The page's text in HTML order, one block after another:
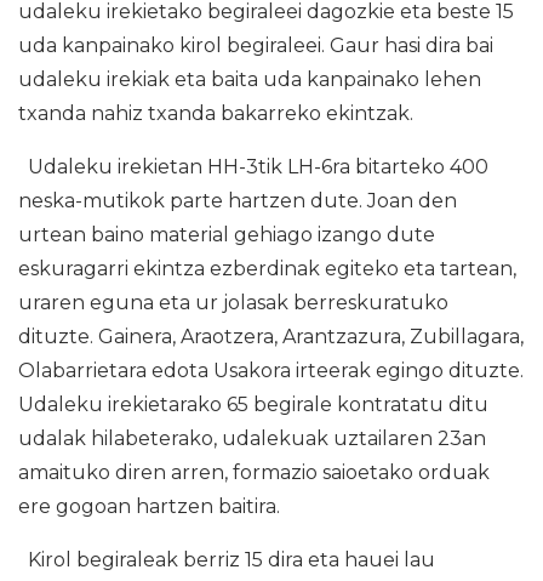
udaleku irekietako begiraleei dagozkie eta beste 15
uda kanpainako kirol begiraleei. Gaur hasi dira bai
udaleku irekiak eta baita uda kanpainako lehen
txanda nahiz txanda bakarreko ekintzak.
Udaleku irekietan HH-3tik LH-6ra bitarteko 400
neska-mutikok parte hartzen dute. Joan den
urtean baino material gehiago izango dute
eskuragarri ekintza ezberdinak egiteko eta tartean,
uraren eguna eta ur jolasak berreskuratuko
dituzte. Gainera, Araotzera, Arantzazura, Zubillagara,
Olabarrietara edota Usakora irteerak egingo dituzte.
Udaleku irekietarako 65 begirale kontratatu ditu
udalak hilabeterako, udalekuak uztailaren 23an
amaituko diren arren, formazio saioetako orduak
ere gogoan hartzen baitira.
Kirol begiraleak berriz 15 dira eta hauei lau